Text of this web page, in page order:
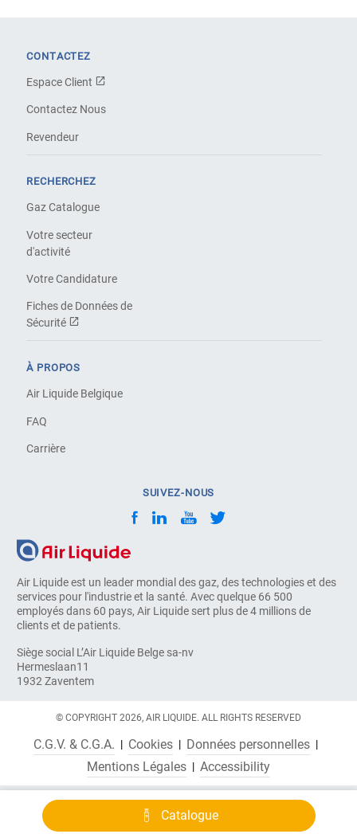
Catalogue
Air Liquide est un leader mondial des gaz, des technologies et des
services pour l'industrie et la santé. Avec quelque 66 500
employés dans 60 pays, Air Liquide sert plus de 4 millions de
clients et de patients.
Siège social L’Air Liquide Belge sa-nv
Hermeslaan11
1932 Zaventem
CONTACTEZ
Espace Client
Contactez Nous
Revendeur
RECHERCHEZ
Gaz Catalogue
Votre secteur
d'activité
Votre Candidature
Fiches de Données de
Sécurité
À PROPOS
Air Liquide Belgique
FAQ
Carrière
SUIVEZ-NOUS
© COPYRIGHT 2026, AIR LIQUIDE. ALL RIGHTS RESERVED
C.G.V. & C.G.A. Cookies
Données personnelles
Mentions Légales
Accessibility